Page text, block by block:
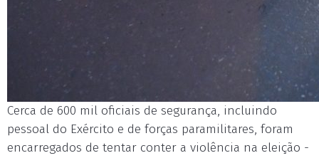
Cerca de 600 mil oficiais de segurança, incluindo
pessoal do Exército e de forças paramilitares, foram
encarregados de tentar conter a violência na eleição -